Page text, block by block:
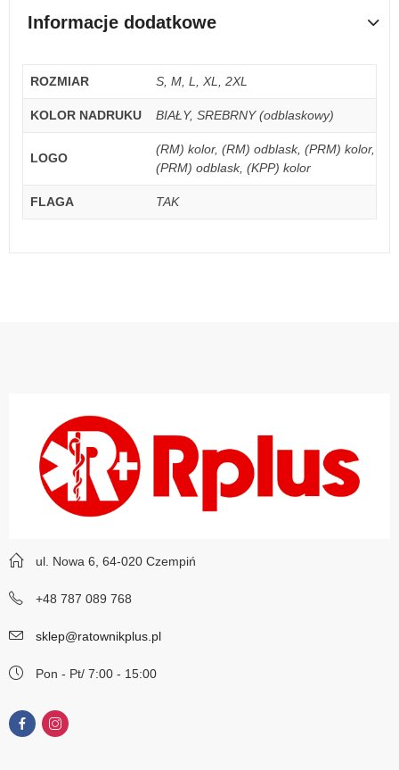
Informacje dodatkowe
ROZMIAR S, M, L, XL, 2XL
KOLOR NADRUKU BIAŁY, SREBRNY (odblaskowy)
LOGO
(RM) kolor, (RM) odblask, (PRM) kolor,
(PRM) odblask, (KPP) kolor
FLAGA TAK
ul. Nowa 6, 64-020 Czempiń
+48 787 089 768
sklep@ratownikplus.pl
Pon - Pt/ 7:00 - 15:00